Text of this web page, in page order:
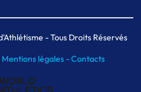
Paris indoor
de Paris- Tous Droits Réservés
Mentions légales -Contacts